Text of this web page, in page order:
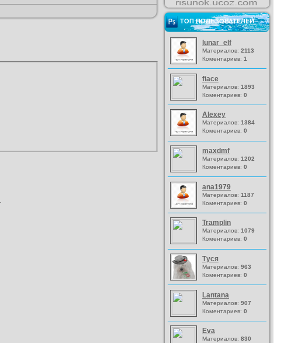
ТОП ПОЛЬЗОВАТЕЛЕЙ
lunar_elf
Материалов: 2113
Коментариев: 1
fiace
Материалов: 1893
Коментариев: 0
Alexey
Материалов: 1384
Коментариев: 0
maxdmf
Материалов: 1202
Коментариев: 0
ana1979
Материалов: 1187
Коментариев: 0
Tramplin
Материалов: 1079
Коментариев: 0
Туся
Материалов: 963
Коментариев: 0
Lantana
Материалов: 907
Коментариев: 0
Eva
Материалов: 830